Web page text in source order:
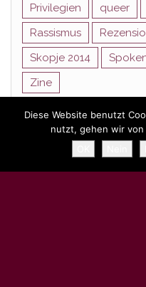
Privilegien
queer
Rassismus
Skopje 2014
Zine
Stolz präsentiert von
Diese Website benutzt
nutzt, gehen wir von